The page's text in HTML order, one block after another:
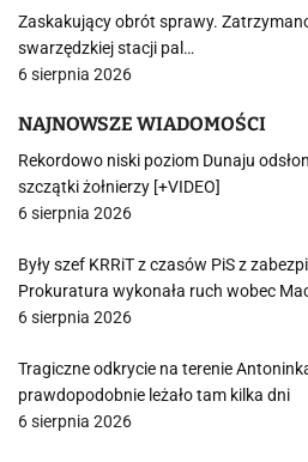
Zaskakujący obrót sprawy.
swarzędzkiej stacji pal…
6 sierpnia 2026
NAJNOWSZE WIADOMOŚCI
Rekordowo niski poziom Dunaju
szczątki żołnierzy [+VIDEO]
6 sierpnia 2026
Były szef KRRiT z czasów PiS z
Prokuratura wykonała ruch wobec
6 sierpnia 2026
Tragiczne odkrycie na terenie
prawdopodobnie leżało tam kilka dni
6 sierpnia 2026